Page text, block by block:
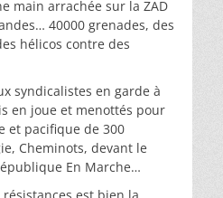
main arrachée sur la ZAD
40000 grenades, des
hélicos contre des
syndicalistes en garde à
en joue et menottés pour
et pacifique de 300
Cheminots, devant le
En Marche…